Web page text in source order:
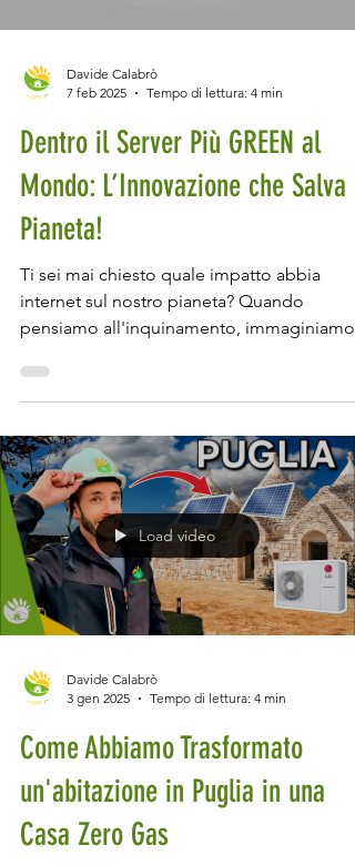
Davide Calabrò
7 feb 2025
Tempo di lettura: 4 min
Dentro il Server Più GREEN al
Mondo: L’Innovazione che Salva il
Pianeta!
Ti sei mai chiesto quale impatto abbia
pensiamo all'inquinamento, immaginiamo
ciminiere che fumano, auto in coda e
pieni di plastica. Ma c’è un’altra forma di
inquinamento, invisibile e sottovalutata:
quella digitale. Internet, con la sua
apparente leggerezza, ha un impatto
ambientale colossale. Ogni ricerca su
Google, ogni video in streaming, ogni
che inviamo consuma energia, e questa
energia ha un costo in termini di emission
Load video
Davide Calabrò
3 gen 2025
Tempo di lettura: 4 min
Come Abbiamo Trasformato
un'abitazione in Puglia in una